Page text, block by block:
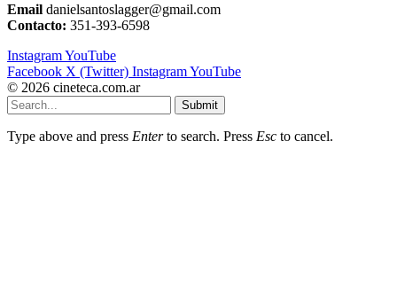
Email danielsantoslagger@gmail.com
Contacto: 351-393-6598
InstagramYouTube
Facebook X (Twitter) InstagramYouTube
© 2026 cineteca.com.ar
Submit
Type above and press Enterto search. Press Esc to cancel.